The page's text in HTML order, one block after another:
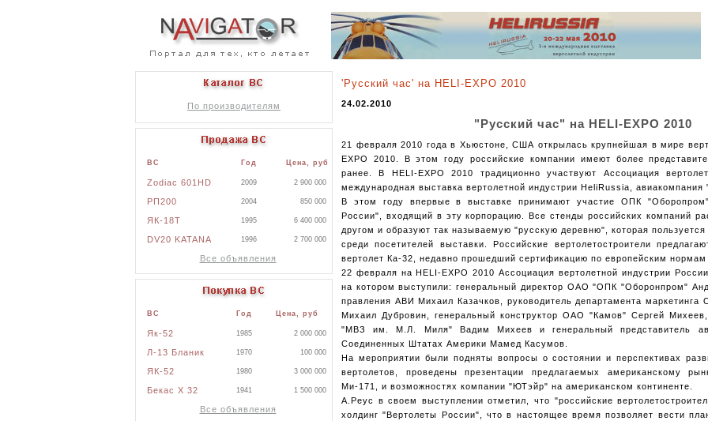
По производителям
ВС Год Цена, руб
Zodiac 601HD 2009 2 900 000
РП200 2004 850 000
ЯК-18Т 1995 6 400 000
DV20 KATANA 1996 2 700 000
Все объявления
ВС Год Цена, руб
Як-52 1985 2 000 000
Л-13 Бланик 1970 100 000
ЯК-52 1980 3 000 000
Бекас X 32 1941 1 500 000
Все объявления
'Русский час' на HELI-EXPO 2010
24.02.2010
"Русский час" на HELI-EXPO 2010
21 февраля 2010 года в Хьюстоне, США открылась крупнейшая в мире
EXPO 2010. В этом году российские компании имеют более
ранее. В HELI-EXPO 2010 традиционно участвуют Ассоциация
международная выставка вертолетной индустрии HeliRussia,
В этом году впервые в выставке принимают участие ОПК
России", входящий в эту корпорацию. Все стенды российских компаний
другом и образуют так называемую "русскую деревню", которая
среди посетителей выставки. Российские вертолетостроители
вертолет Ка-32, недавно прошедший сертификацию по европейским
22 февраля на HELI-EXPO 2010 Ассоциация вертолетной индустрии
на котором выступили: генеральный директор ОАО "ОПК "Оборонпром"
правления АВИ Михаил Казачков, руководитель департамента
Михаил Дубровин, генеральный конструктор ОАО "Камов" Сергей
"МВЗ им. М.Л. Миля" Вадим Михеев и генеральный представитель
Соединенных Штатах Америки Мамед Касумов.
На мероприятии были подняты вопросы о состоянии и перспективах
вертолетов, проведены презентации предлагаемых американскому
Ми-171, и возможностях компании "ЮТэйр" на американском континенте.
А.Реус в своем выступлении отметил, что "российские
холдинг "Вертолеты России", что в настоящее время позволяет вести